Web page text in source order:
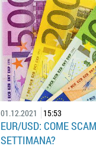
01.12.2021 15:53
EUR/USD: COME
SETTIMANA?